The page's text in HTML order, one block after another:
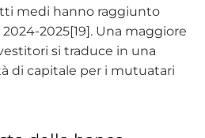
medi hanno raggiunto
2025[19]. Una maggiore
si traduce in una
di capitale per i mutuatari